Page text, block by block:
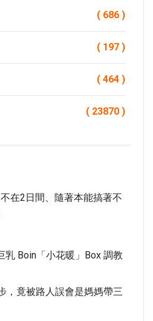
( 686 )
( 197 )
( 464 )
( 23870 )
在2日間、隨著本能搞著不
乳 Boin「小花暖」Box 調教
，竟被路人誤會是媽媽帶三